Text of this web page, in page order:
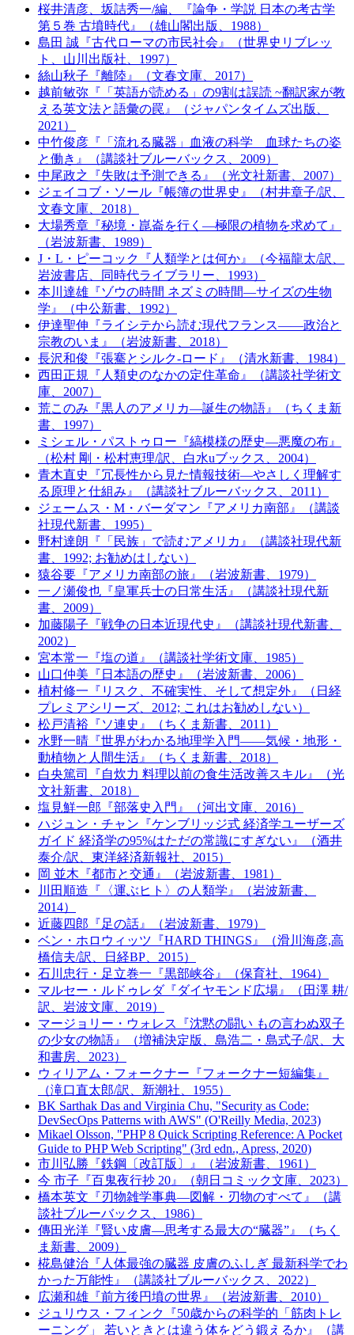
桜井清彦、坂詰秀一/編、『論争・学説 日本の考古学
第５巻 古墳時代』（雄山閣出版、1988）
島田 誠『古代ローマの市民社会』（世界史リブレッ
ト、山川出版社、1997）
絲山秋子『離陸』（文春文庫、2017）
越前敏弥『「英語が読める」の9割は誤読 ~翻訳家が教
える英文法と語彙の罠』（ジャパンタイムズ出版、
2021）
中竹俊彦『「流れる臓器」血液の科学 血球たちの姿
と働き』（講談社ブルーバックス、2009）
中尾政之『失敗は予測できる』（光文社新書、2007）
ジェイコブ・ソール『帳簿の世界史』（村井章子/訳、
文春文庫、2018）
大場秀章『秘境・崑崙を行く―極限の植物を求めて』
（岩波新書、1989）
J・L・ピーコック『人類学とは何か』（今福龍太/訳、
岩波書店、同時代ライブラリー、1993）
本川達雄『ゾウの時間 ネズミの時間―サイズの生物
学』（中公新書、1992）
伊達聖伸『ライシテから読む現代フランス――政治と
宗教のいま』（岩波新書、2018）
長沢和俊『張騫とシルク‐ロード』（清水新書、1984）
西田正規『人類史のなかの定住革命』（講談社学術文
庫、2007）
荒このみ『黒人のアメリカ―誕生の物語』（ちくま新
書、1997）
ミシェル・パストゥロー『縞模様の歴史―悪魔の布』
（松村 剛・松村恵理/訳、白水uブックス、2004）
青木直史『冗長性から見た情報技術―やさしく理解す
る原理と仕組み』（講談社ブルーバックス、2011）
ジェームス・M・バーダマン『アメリカ南部』（講談
社現代新書、1995）
野村達朗『「民族」で読むアメリカ』（講談社現代新
書、1992; お勧めはしない）
猿谷要『アメリカ南部の旅』（岩波新書、1979）
一ノ瀬俊也『皇軍兵士の日常生活』（講談社現代新
書、2009）
加藤陽子『戦争の日本近現代史』（講談社現代新書、
2002）
宮本常一『塩の道』（講談社学術文庫、1985）
山口仲美『日本語の歴史』（岩波新書、2006）
植村修一『リスク、不確実性、そして想定外』（日経
プレミアシリーズ、2012; これはお勧めしない）
松戸清裕『ソ連史』（ちくま新書、2011）
水野一晴『世界がわかる地理学入門――気候・地形・
動植物と人間生活』（ちくま新書、2018）
白央篤司『自炊力 料理以前の食生活改善スキル』（光
文社新書、2018）
塩見鮮一郎『部落史入門』（河出文庫、2016）
ハジュン・チャン『ケンブリッジ式 経済学ユーザーズ
ガイド 経済学の95%はただの常識にすぎない』（酒井
泰介/訳、東洋経済新報社、2015）
岡 並木『都市と交通』（岩波新書、1981）
川田順造『〈運ぶヒト〉の人類学』（岩波新書、
2014）
近藤四郎『足の話』（岩波新書、1979）
ベン・ホロウィッツ『HARD THINGS』（滑川海彦,高
橋信夫/訳、日経BP、2015）
石川忠行・足立巻一『黒部峡谷』（保育社、1964）
マルセー・ルドゥレダ『ダイヤモンド広場』（田澤 耕/
訳、岩波文庫、2019）
マージョリー・ウォレス『沈黙の闘い もの言わぬ双子
の少女の物語』（増補決定版、島浩二・島式子/訳、大
和書房、2023）
ウィリアム・フォークナー『フォークナー短編集』
（滝口直太郎/訳、新潮社、1955）
BK Sarthak Das and Virginia Chu, "Security as Code:
DevSecOps Patterns with AWS" (O'Reilly Media, 2023)
Mikael Olsson, "PHP 8 Quick Scripting Reference: A Pocket
Guide to PHP Web Scripting" (3rd edn., Apress, 2020)
市川弘勝『鉄鋼〔改訂版〕』（岩波新書、1961）
今 市子『百鬼夜行抄 20』（朝日コミック文庫、2023）
橋本英文『刃物雑学事典―図解・刃物のすべて』（講
談社ブルーバックス、1986）
傳田光洋『賢い皮膚―思考する最大の“臓器”』（ちく
ま新書、2009）
椛島健治『人体最強の臓器 皮膚のふしぎ 最新科学でわ
かった万能性』（講談社ブルーバックス、2022）
広瀬和雄『前方後円墳の世界』（岩波新書、2010）
ジュリウス・フィンク『50歳からの科学的「筋肉トレ
ーニング」 若いときとは違う体をどう鍛えるか』（講